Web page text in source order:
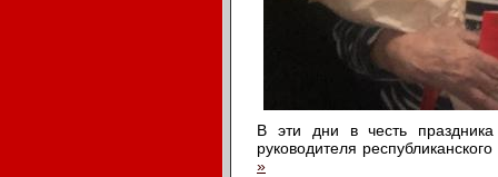
В эти дни в честь
руководителя
»